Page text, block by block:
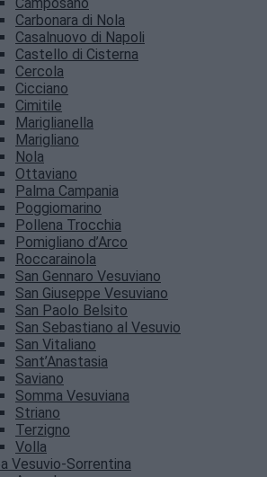
Camposano
Carbonara di Nola
Casalnuovo di Napoli
Castello di Cisterna
Cercola
Cicciano
Cimitile
Mariglianella
Marigliano
Nola
Ottaviano
Palma Campania
Poggiomarino
Pollena Trocchia
Pomigliano d’Arco
Roccarainola
San Gennaro Vesuviano
San Giuseppe Vesuviano
San Paolo Belsito
San Sebastiano al Vesuvio
San Vitaliano
Sant’Anastasia
Saviano
Somma Vesuviana
Striano
Terzigno
Volla
Vesuvio-Sorrentina